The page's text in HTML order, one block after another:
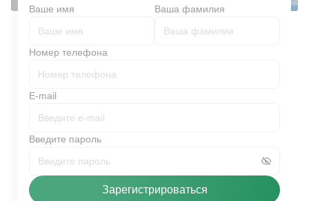
Ваше имя Ваша фамилия
Номер телефона
E-mail
Введите пароль
Зарегистрироваться